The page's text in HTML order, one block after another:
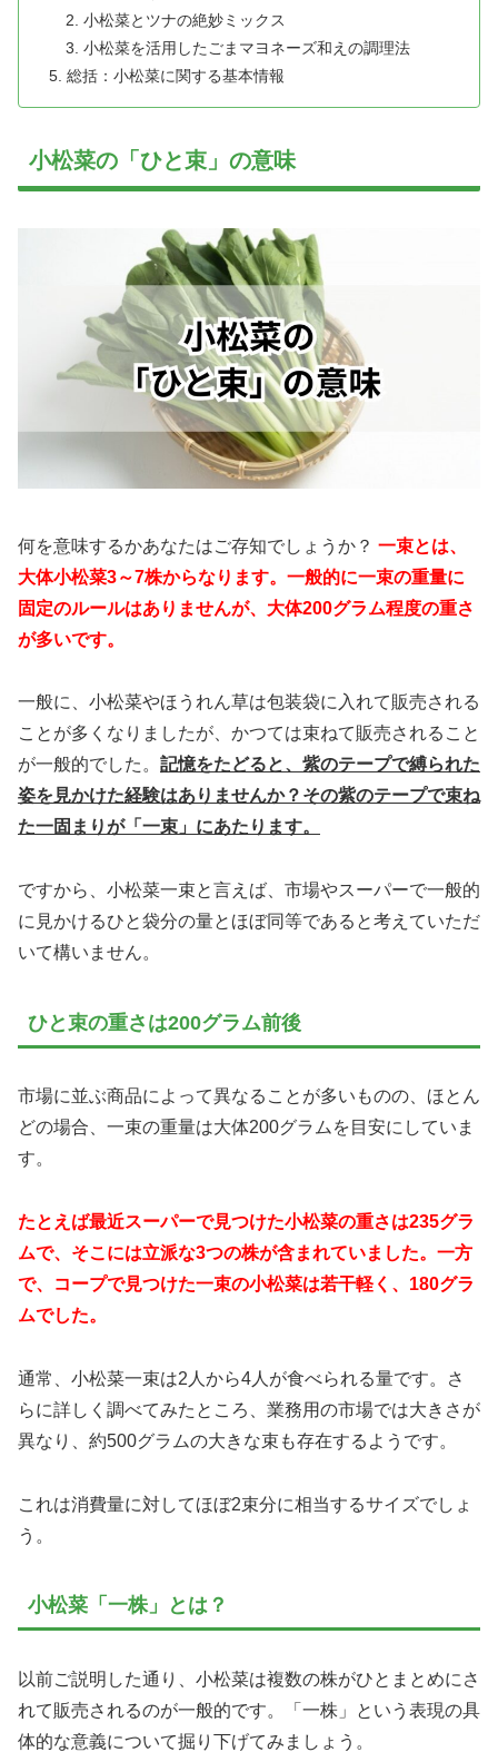
小松菜とツナの絶妙ミックス
小松菜を活用したごまマヨネーズ和えの調理法
総括：小松菜に関する基本情報
小松菜の「ひと束」の意味
何を意味するかあなたはご存知でしょうか？ 一束とは、
大体小松菜3～7株からなります。一般的に一束の重量に
固定のルールはありませんが、大体200グラム程度の重さ
が多いです。
一般に、小松菜やほうれん草は包装袋に入れて販売される
ことが多くなりましたが、かつては束ねて販売されること
が一般的でした。 記憶をたどると、紫のテープで縛られた
姿を見かけた経験はありませんか？その紫のテープで束ね
た一固まりが「一束」にあたります。
ですから、小松菜一束と言えば、市場やスーパーで一般的
に見かけるひと袋分の量とほぼ同等であると考えていただ
いて構いません。
ひと束の重さは200グラム前後
市場に並ぶ商品によって異なることが多いものの、ほとん
どの場合、一束の重量は大体200グラムを目安にしていま
す。
たとえば最近スーパーで見つけた小松菜の重さは235グラ
ムで、そこには立派な3つの株が含まれていました。一方
で、コープで見つけた一束の小松菜は若干軽く、180グラ
ムでした。
通常、小松菜一束は2人から4人が食べられる量です。さ
らに詳しく調べてみたところ、業務用の市場では大きさが
異なり、約500グラムの大きな束も存在するようです。
これは消費量に対してほぼ2束分に相当するサイズでしょ
う。
小松菜「一株」とは？
以前ご説明した通り、小松菜は複数の株がひとまとめにさ
れて販売されるのが一般的です。「一株」という表現の具
体的な意義について掘り下げてみましょう。